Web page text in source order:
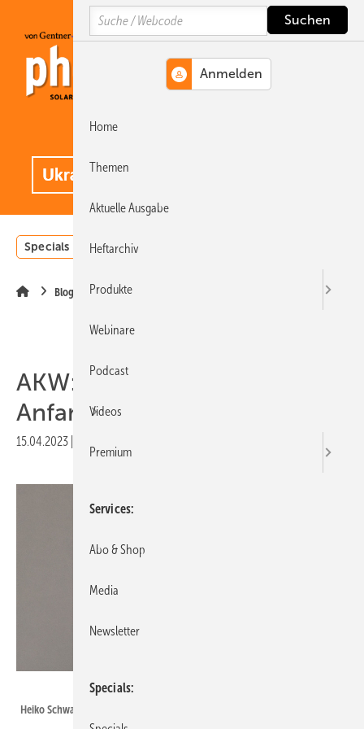
Hauptinhalt
Hauptmenü
SiteSearch
Specials Einstrahlungsatlas
Blog
AKW: Das Aus ist erst der
Anfang
15.04.2023
Heiko Schwarzburger ist Chefredakteur der photovoltaik.
Search
Home
Themen
Aktuelle Ausgabe
Heftarchiv
Produkte
Webinare
Podcast
Videos
Premium
Services
Abo & Shop
Media
Newsletter
Specials